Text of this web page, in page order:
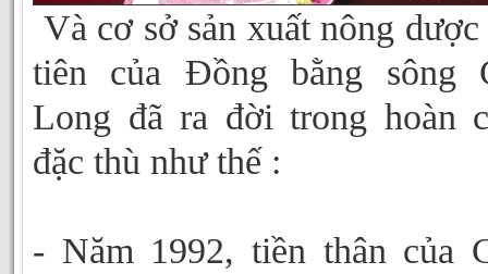
Và cơ sở sản xuất nông dược
tiên của Đồng bằng sông
Long đã ra đời trong hoàn
đặc thù như thế :
- Năm 1992, tiền thân của